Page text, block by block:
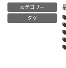
カテゴリー
タグ